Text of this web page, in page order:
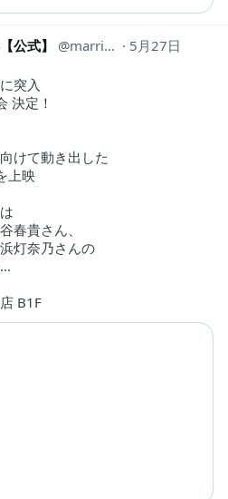
公式】 marritoxi_PR
5月27日
突入
決定！
けて動き出した
上映
春貴さん、
灯奈乃さんの
B1F